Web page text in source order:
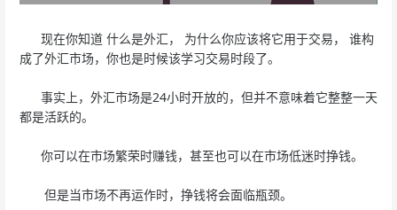
现在你知道 什么是外汇， 为什么你应该将它用于交易， 谁构
成了外汇市场，你也是时候该学习交易时段了。
事实上，外汇市场是24小时开放的，但并不意味着它整整一天
都是活跃的。
你可以在市场繁荣时赚钱，甚至也可以在市场低迷时挣钱。
但是当市场不再运作时，挣钱将会面临瓶颈。